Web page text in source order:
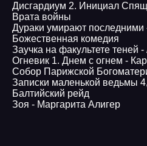
Дисгардиум 2. Инициал
Врата войны
Дураки умирают последними
Божественная комедия
Заучка на факультете теней
Огневик 1. Днем с огнем -
Собор Парижской
Записки маленькой ведьмы
Балтийский рейд
Зоя - Маргарита Алигер